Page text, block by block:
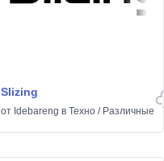
Slizing
от Idebareng в Техно / Различные